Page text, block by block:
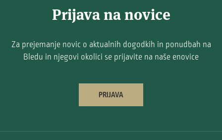
Prijava na novice
Za prejemanje novic o aktualnih dogodkih in ponudbah na
Bledu in njegovi okolici se prijavite na naše enovice
PRIJAVA